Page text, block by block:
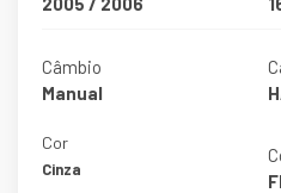
Câmbio
Manual
Cor
Cinza